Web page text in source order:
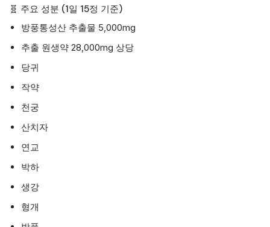
🧬 주요 성분 (1일 15정 기준)
방풍통성산 추출물 5,000mg
추출 원생약 28,000mg 상당
당귀
작약
천궁
산치자
연교
박하
생강
형개